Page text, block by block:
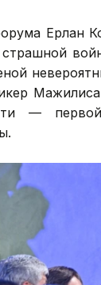
Ерлан
Мажилиса
—